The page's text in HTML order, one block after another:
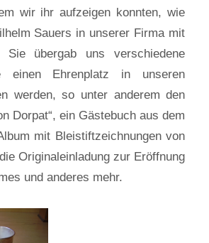
wir ihr aufzeigen konnten, wie
Sauers in unserer Firma mit
Sie übergab uns verschiedene
einen Ehrenplatz in unseren
werden, so unter anderem den
Dorpat“, ein Gästebuch aus dem
mit Bleistiftzeichnungen von
Originaleinladung zur Eröffnung
und anderes mehr.